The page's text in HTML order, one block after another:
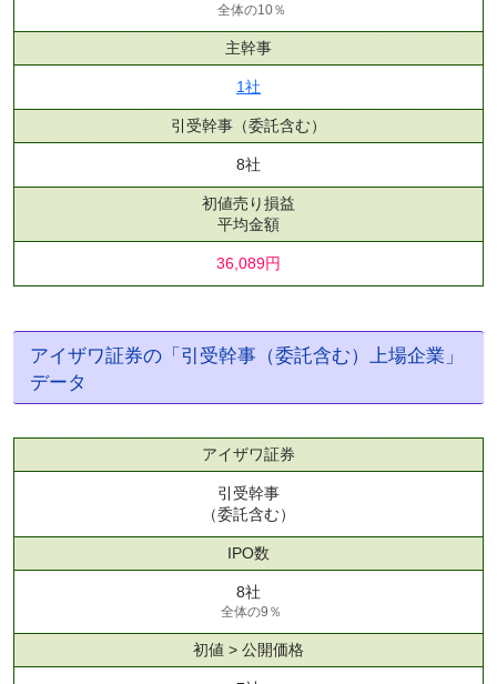
全体の10％
主幹事
1社
引受幹事 （委託含む）
8社
初値売り損益
平均金額
36,089円
アイザワ証券の「引受幹事（委託含む）上場企業」
データ
アイザワ証券
引受幹事
（委託含む）
IPO数
8社
全体の9％
初値 > 公開価格